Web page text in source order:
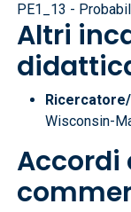
PE1_13 -
Altri
Wisconsin-
Accordi